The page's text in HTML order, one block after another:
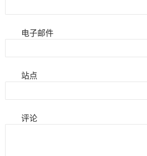
电子邮件
站点
评论